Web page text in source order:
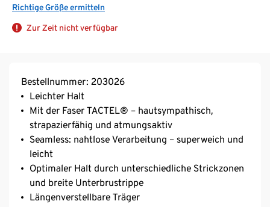
Richtige Größe ermitteln
Zur Zeit nicht verfügbar
Bestellnummer: 203026
Leichter Halt
Mit der Faser TACTEL® – hautsympathisch,
strapazierfähig und atmungsaktiv
Seamless: nahtlose Verarbeitung – superweich und
leicht
Optimaler Halt durch unterschiedliche Strickzonen
und breite Unterbrustrippe
Längenverstellbare Träger